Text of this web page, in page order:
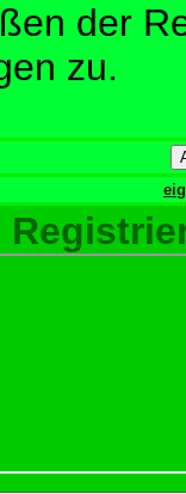
der
zu.